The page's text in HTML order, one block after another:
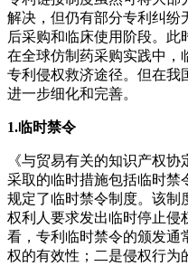
解决，但仍有部分专利纠纷
后采购和临床使用阶段。此
在全球仿制药采购实践中，
专利侵权救济途径。但在我
进一步细化和完善。
1.临时禁令
《与贸易有关的知识产权
采取的临时措施包括临时禁
规定了临时禁令制度。该制
权利人要求发出临时停止侵
看，专利临时禁令的颁发通
权的有效性；二是侵权行为